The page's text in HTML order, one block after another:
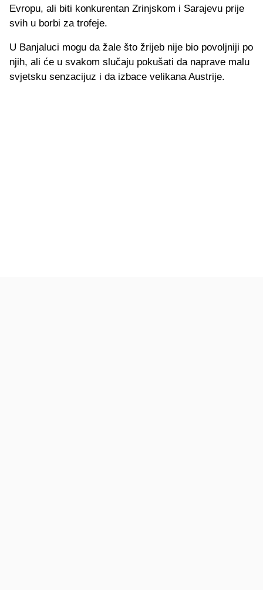
Evropu, ali biti konkurentan Zrinjskom i Sarajevu prije
svih u borbi za trofeje.
U Banjaluci mogu da žale što žrijeb nije bio povoljniji po
njih, ali će u svakom slučaju pokušati da naprave malu
svjetsku senzacijuz i da izbace velikana Austrije.